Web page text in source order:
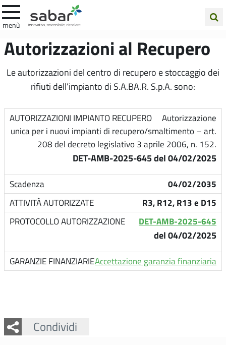
menù
nel
Autorizzazioni al Recupero
Le autorizzazioni del centro di recupero e stoccaggio dei
rifiuti dell’impianto di S.A.BA.R. S.p.A. sono:
Autorizzazione
unica per i nuovi impianti di recupero/smaltimento – art.
208 del decreto legislativo 3 aprile 2006, n. 152.
DET-AMB-2025-645 del 04/02/2025
04/02/2035
R3, R12, R13 e D15
DET-AMB-2025-645
del 04/02/2025
Accettazione garanzia finanziaria
Condividi
Facebook
Twitter
Whatsapp